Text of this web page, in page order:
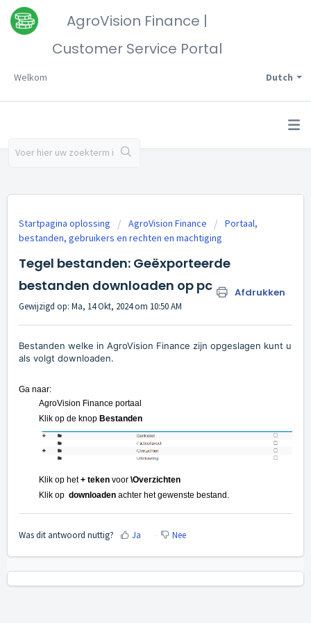
AgroVision Finance |
Customer Service Portal
Dutch
Welkom
Startpagina oplossing AgroVision Finance
Portaal,
bestanden, gebruikers en rechten en machtiging
Tegel bestanden: Geëxporteerde
bestanden downloaden op pc
Afdrukken
Gewijzigd op: Ma, 14 Okt, 2024 om 10:50 AM
Bestanden welke in AgroVision Finance zijn opgeslagen kunt u
als volgt downloaden.
Ga naar:
AgroVision Finance portaal
Klik op de knop Bestanden
Klik op het+ teken voor \Overzichten
Klik op downloaden achter het gewenste bestand.
Was dit antwoord nuttig? Ja Nee